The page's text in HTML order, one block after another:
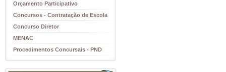
Orçamento Participativo
Concursos - Contratação de Escola
Concurso Diretor
MENAC
Procedimentos Concursais - PND